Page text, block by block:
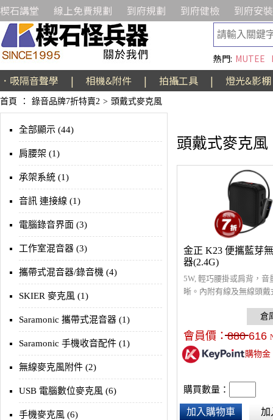
楔石講堂 線上免費規劃 到府規劃 到府健檢 到府安裝
熱門: MUTEE
．吸隔音聲學 | 相機&附件 | 拍攝工具 | 燈光&影棚
首頁 ： 錄音品牌7折特賣2 > 頭戴式麥克風
全部顯示 (44)
肩腰架 (1)
承架系統 (1)
音訊 連接線 (1)
電腦錄音界面 (3)
工作室混音器 (3)
攜帶式混音器/錄音機 (4)
SKIER 麥克風 (1)
Saramonic 攜帶式混音器 (1)
Saramonic 手機收音配件 (1)
無線麥克風附件 (2)
USB 電腦數位麥克風 (6)
手機麥克風 (6)
頭戴式麥克風
金正 K23 便攜藍芽
器(2.4G)
5W, 輕巧腰掛或肩背，音
晰。內附有線及無線頭戴
機，也能使用隨身碟及
播放或錄音。充飽電可連
小時。適合講師、解說
演講，採USB-C充電。
會員價：880 616
購物金
購買數量：
加入購物車 加